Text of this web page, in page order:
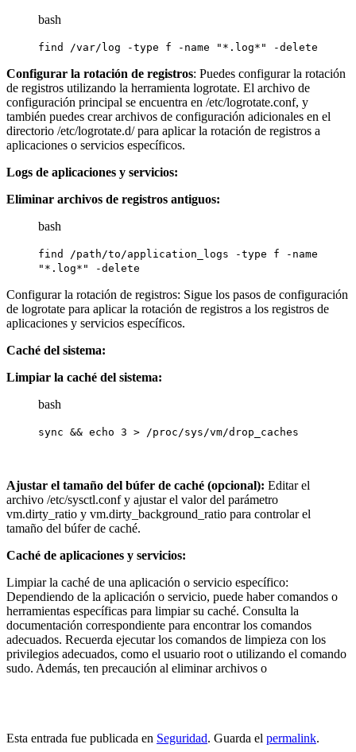
bash
find /var/log -type f -name "*.log*" -delete
Configurar la rotación de registros: Puedes configurar la rotación
de registros utilizando la herramienta logrotate. El archivo de
configuración principal se encuentra en /etc/logrotate.conf, y
también puedes crear archivos de configuración adicionales en el
directorio /etc/logrotate.d/ para aplicar la rotación de registros a
aplicaciones o servicios específicos.
Logs de aplicaciones y servicios:
Eliminar archivos de registros antiguos:
bash
find /path/to/application_logs -type f -name
"*.log*" -delete
Configurar la rotación de registros: Sigue los pasos de configuración
de logrotate para aplicar la rotación de registros a los registros de
aplicaciones y servicios específicos.
Caché del sistema:
Limpiar la caché del sistema:
bash
sync && echo 3 > /proc/sys/vm/drop_caches
Ajustar el tamaño del búfer de caché (opcional): Editar el
archivo /etc/sysctl.conf y ajustar el valor del parámetro
vm.dirty_ratio y vm.dirty_background_ratio para controlar el
tamaño del búfer de caché.
Caché de aplicaciones y servicios:
Limpiar la caché de una aplicación o servicio específico:
Dependiendo de la aplicación o servicio, puede haber comandos o
herramientas específicas para limpiar su caché. Consulta la
documentación correspondiente para encontrar los comandos
adecuados. Recuerda ejecutar los comandos de limpieza con los
privilegios adecuados, como el usuario root o utilizando el comando
sudo. Además, ten precaución al eliminar archivos o
Esta entrada fue publicada en Seguridad. Guarda el permalink.